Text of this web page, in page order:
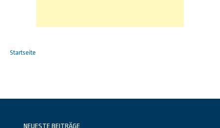
Startseite
NEUESTE BEITRÄGE